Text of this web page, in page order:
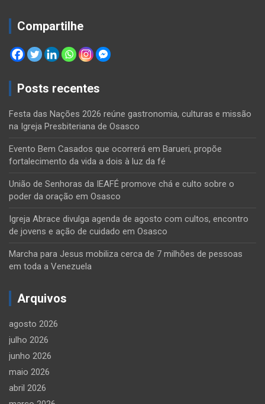
Compartilhe
Posts recentes
Festa das Nações 2026 reúne gastronomia, culturas e missão
na Igreja Presbiteriana de Osasco
Evento Bem Casados que ocorrerá em Barueri, propõe
fortalecimento da vida a dois à luz da fé
União de Senhoras da IEAFÉ promove chá e culto sobre o
poder da oração em Osasco
Igreja Abrace divulga agenda de agosto com cultos, encontro
de jovens e ação de cuidado em Osasco
Marcha para Jesus mobiliza cerca de 7 milhões de pessoas
em toda a Venezuela
Arquivos
agosto 2026
julho 2026
junho 2026
maio 2026
abril 2026